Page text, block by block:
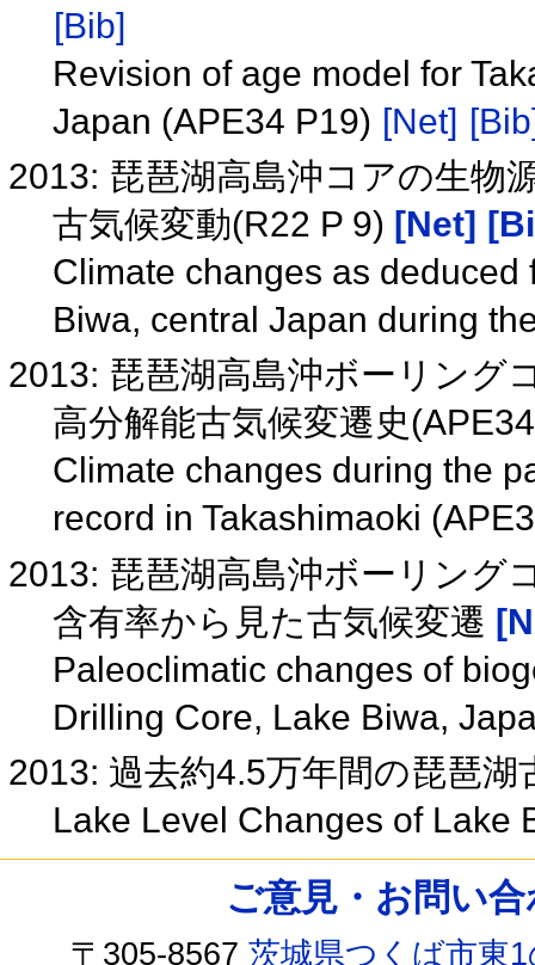
[Bib]
Revision of age model for
Japan (APE34 P19) [Net]
2013: 琵琶湖高島沖コアの生物
古気候変動(R22 P 9) [Net]
Climate changes as
Biwa, central Japan during
2013: 琵琶湖高島沖ボーリング
高分解能古気候変遷史
Climate changes during the
record in Takashimaoki
2013: 琵琶湖高島沖ボーリング
含有率から見た古気候変遷
Paleoclimatic changes of
Drilling Core, Lake Biwa,
2013: 過去約4.5万年間の琵琶
Lake Level Changes of Lake
ご意見・お問い
〒305-8567茨城県つくば市東